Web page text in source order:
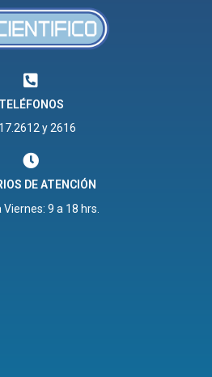
TELÉFONOS
y 2616
DE ATENCIÓN
Viernes: 9 a 18 hrs.